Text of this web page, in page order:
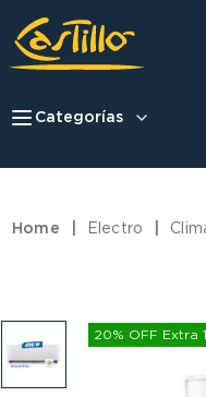
Categorías
Electro
20% OFF Extra